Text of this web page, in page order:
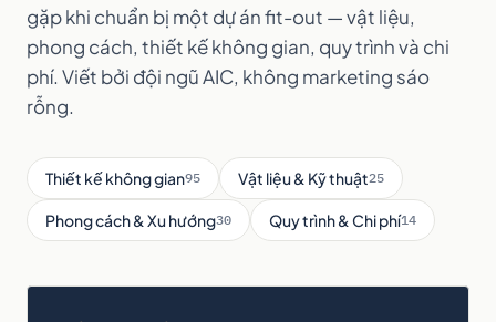
gặp khi chuẩn bị một dự án fit-out — vật liệu,
phong cách, thiết kế không gian, quy trình và chi
phí. Viết bởi đội ngũ AIC, không marketing sáo
rỗng.
Thiết kế không gian95 Vật liệu & Kỹ thuật25
Phong cách & Xu hướng30 Quy trình & Chi phí14